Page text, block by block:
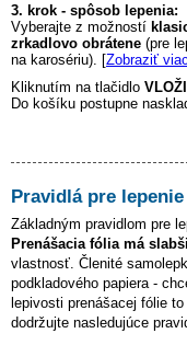
3. krok - spôsob lepenia:
Vyberajte z možností
zrkadlovo obrátene (pre
na karosériu). [Zobraziť viac
Kliknutím na tlačidlo
Do košíku postupne
Pravidlá pre
Základným pravidlom pre
Prenášacia fólia má
vlastnosť. Členité
podkladového papiera -
lepivosti prenášacej fólie
dodržujte nasledujúce